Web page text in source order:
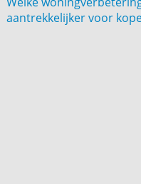
aantrekkelijker voor